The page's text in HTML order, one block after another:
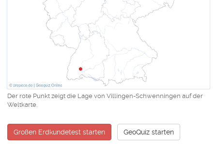
Der rote Punkt zeigt die Lage von Villingen-Schwenningen auf der
Weltkarte.
Großen Erdkundetest starten GeoQuiz starten